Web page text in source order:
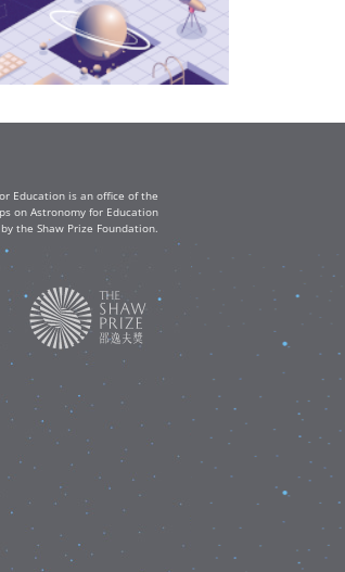
Education is an office of the
on Astronomy for Education
the Shaw Prize Foundation.